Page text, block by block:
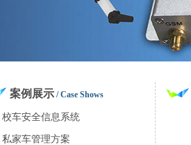
案例展示 / Case Shows
校车安全信息系统
私家车管理方案